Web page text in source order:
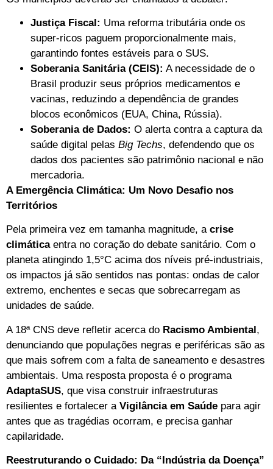
Justiça Fiscal: Uma reforma tributária onde os
super-ricos paguem proporcionalmente mais,
garantindo fontes estáveis para o SUS.
Soberania Sanitária (CEIS): A necessidade de o
Brasil produzir seus próprios medicamentos e
vacinas, reduzindo a dependência de grandes
blocos econômicos (EUA, China, Rússia).
Soberania de Dados: O alerta contra a captura da
saúde digital pelas Big Techs, defendendo que os
dados dos pacientes são patrimônio nacional e não
mercadoria.
A Emergência Climática: Um Novo Desafio nos
Territórios
Pela primeira vez em tamanha magnitude, a crise
climáticaentra no coração do debate sanitário. Com o
planeta atingindo 1,5°C acima dos níveis pré-industriais,
os impactos já são sentidos nas pontas: ondas de calor
extremo, enchentes e secas que sobrecarregam as
unidades de saúde.
A 18ª CNS deve refletir acerca do Racismo Ambiental,
denunciando que populações negras e periféricas são as
que mais sofrem com a falta de saneamento e desastres
ambientais. Uma resposta proposta é o programa
AdaptaSUS, que visa construir infraestruturas
resilientes e fortalecer a Vigilância em Saúde para agir
antes que as tragédias ocorram, e precisa ganhar
capilaridade.
Reestruturando o Cuidado: Da “Indústria da Doença”